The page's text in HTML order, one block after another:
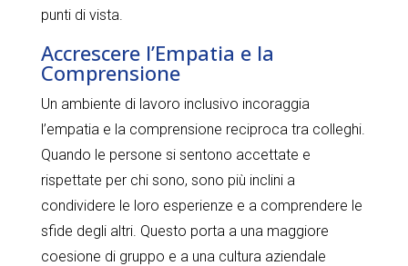
punti di vista.
Accrescere l’Empatia e la
Comprensione
Un ambiente di lavoro inclusivo incoraggia
l’empatia e la comprensione reciproca tra colleghi.
Quando le persone si sentono accettate e
rispettate per chi sono, sono più inclini a
condividere le loro esperienze e a comprendere le
sfide degli altri. Questo porta a una maggiore
coesione di gruppo e a una cultura aziendale